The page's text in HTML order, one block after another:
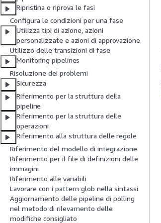
Ripristina o riprova le fasi
Configura le condizioni per una fase
Utilizza tipi di azione, azioni
personalizzate e azioni di approvazione
Utilizzo delle transizioni di fase
Monitoring pipelines
Risoluzione dei problemi
Sicurezza
Riferimento per la struttura della
pipeline
Riferimento per la struttura delle
operazioni
Riferimento alla struttura delle regole
Riferimento del modello di integrazione
Riferimento per il file di definizioni delle
immagini
Riferimento alle variabili
Lavorare con i pattern glob nella sintassi
Aggiornamento delle pipeline di polling
nel metodo di rilevamento delle
modifiche consigliato